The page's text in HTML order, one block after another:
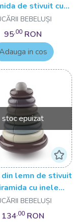
de stivuit cu
animale
BEBELUȘI
95,00 RON
in cos
stoc epuizat
din lemn de stivuit
cu inele
magnetice
BEBELUȘI
134,00 RON